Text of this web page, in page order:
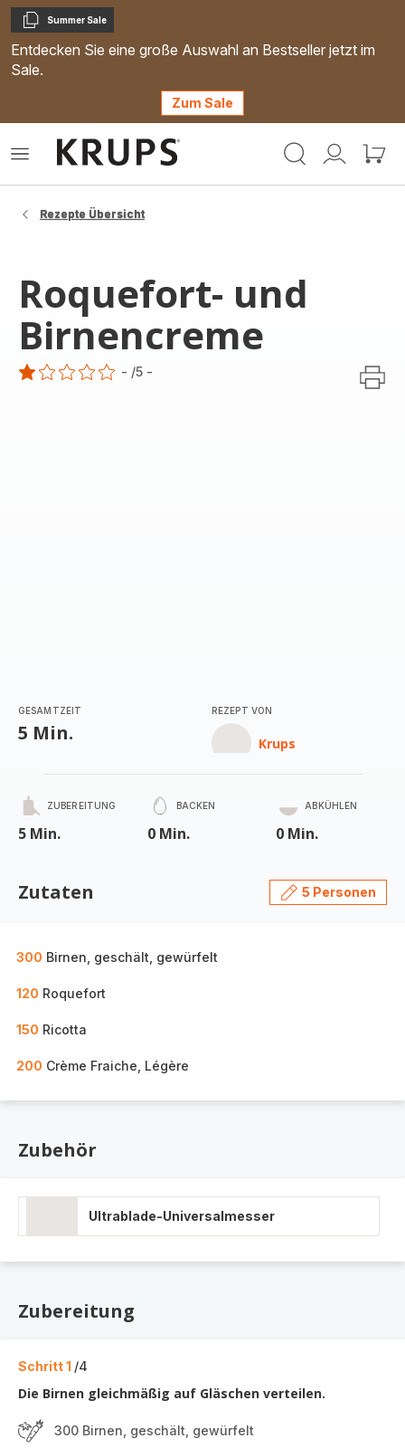
Kopieren
Summer Sale
Entdecken Sie eine große Auswahl an Bestseller jetzt im
Sale.
Zum Sale
Mein
Mein
Das
Rezepte Übersicht
Roquefort- und
Birnencreme
- /5 -
GESAMTZEIT
5 Min.
REZEPT VON
Krups
ZUBEREITUNG
5 Min.
BACKEN
0 Min.
ABKÜHLEN
0 Min.
Zutaten 5 Personen
300 Birnen, geschält, gewürfelt
120 Roquefort
150 Ricotta
200 Crème Fraiche, Légère
Zubehör
Ultrablade-Universalmesser
Zubereitung
Schritt 1 /4
Die Birnen gleichmäßig auf Gläschen verteilen.
300 Birnen, geschält, gewürfelt